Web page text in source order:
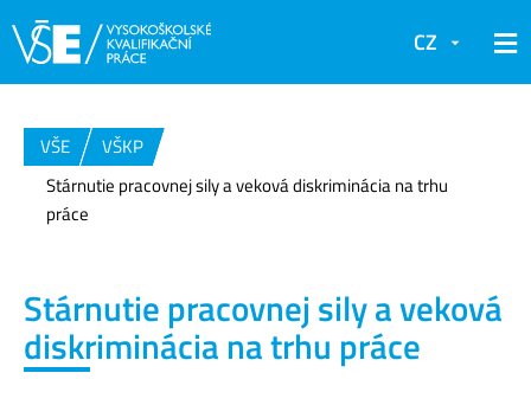
CZ
VŠE
VŠKP
Stárnutie pracovnej sily a veková diskriminácia na trhu
práce
Stárnutie pracovnej sily a veková
diskriminácia na trhu práce